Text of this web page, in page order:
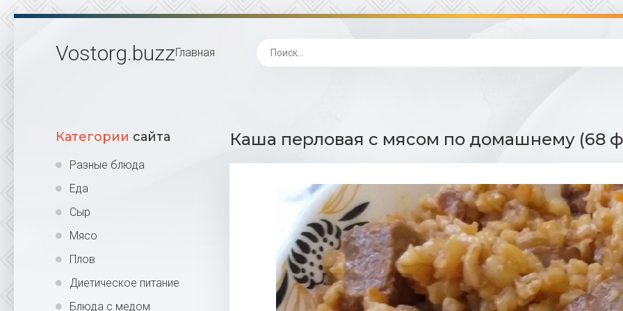
Vostorg.buzzГлавная
Категории сайта
Разные блюда
Еда
Сыр
Мясо
Плов
Диетическое питание
Блюда с медом
Каша перловая с мясом по домашнему (68